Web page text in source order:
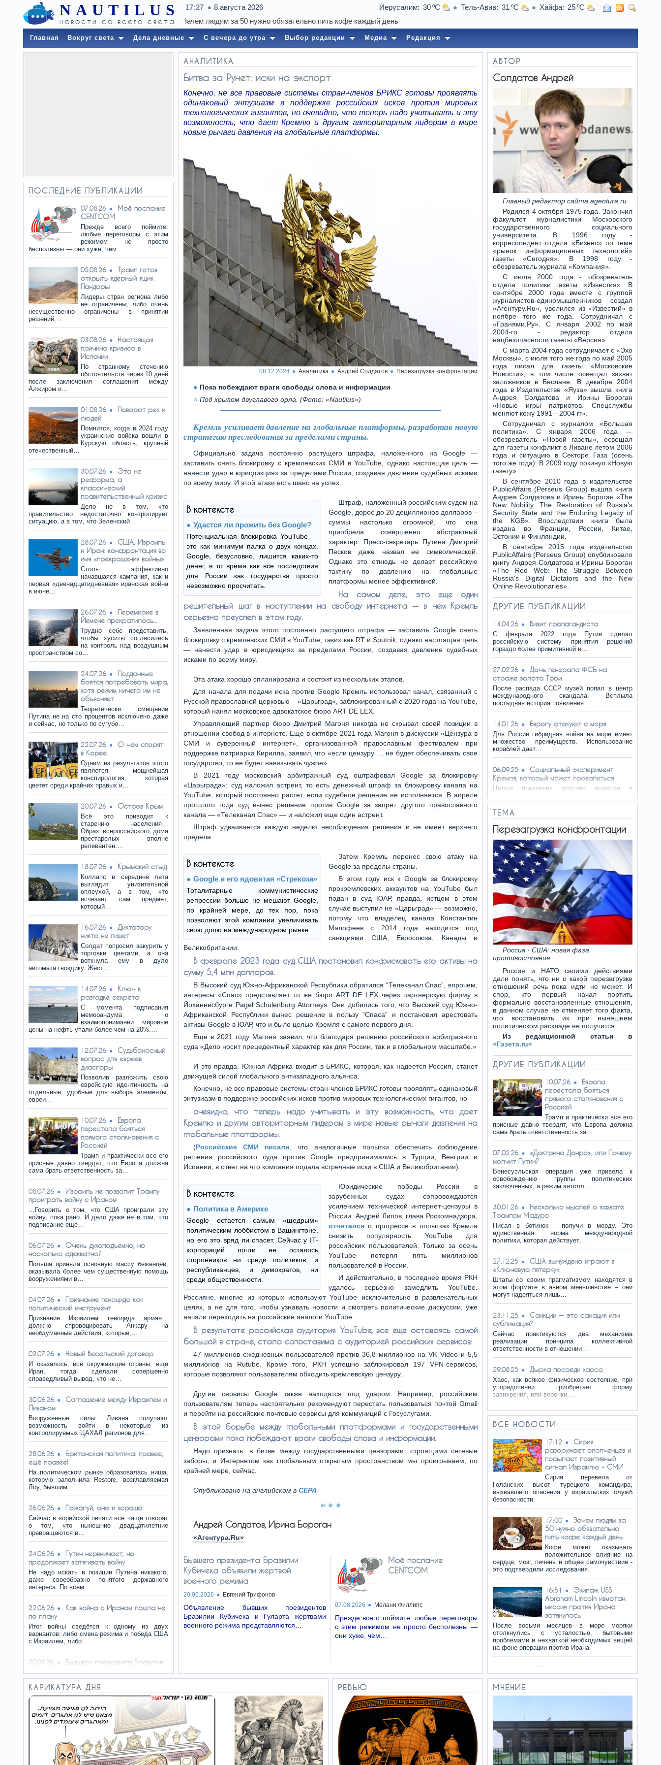
NAUTILUS
новости со всего света
17:27 8 августа 2026 Иерусалим 30 Тель-Авив 31 Хайфа
25
16:51
Экипаж USS Abraham Lincoln измотан: миссия против Ирана затянулась
Главная Вокруг света Дела дневные С вечера до утра Выбор редакции Медиа Редакция
ПОСЛЕДНИЕ ПУБЛИКАЦИИ
07.08.26
Моё послание
CENTCOM
Прежде всего поймите:
любые переговоры с этим
режимом не просто
бесполезны — они хуже, чем…
05.08.26
Трамп готов
открыть ядерный ящик
Пандоры
Лидеры стран региона либо
не ограничены, либо очень
несущественно ограничены в принятии
решений,…
03.08.26
Настоящая
причина кризиса в
Испании
По странному стечению
обстоятельств через 10 дней
после заключения соглашения между
Алжиром и…
01.08.26
Поворот рек и
людей
Помнится, когда в 2024 году
украинские войска вошли в
Курскую область, крупный
отечественный…
30.07.26
Это не
реформа, а
классический
правительственный кризис
Дело не в том, что
правительство недостаточно контролирует
ситуацию, а в том, что Зеленский…
28.07.26
США, Израиль
и Иран: конфронтация во
имя «прекращения войны»
Столь эффективно
начавшаяся кампания, как и
первая «двенадцатидневная» иранская война
в июне…
26.07.26
Перемирие в
Йемене прекратилось...
Трудно себе представить,
чтобы хуситы согласились
на контроль над воздушным
пространством со…
24.07.26
Подданные
боятся потребовать мира,
хотя режим ничего им не
объясняет
Теоретически смещение
Путина не на сто процентов исключено даже
и сейчас, но только по сугубо…
22.07.26
О чём спорят
в Корее
Одним из результатов этого
является мощнейшая
конспирология, которая
цветет среди крайних правых и…
20.07.26 Остров Крым
Всё это приводит к
старению населения…
Образ всероссийского дома
престарелых вполне
релевантен:…
18.07.26 Крымский стыд
Коллапс в середине лета
выглядит унизительной
оплеухой, а в том, что
исчезает сам предмет,
который…
16.07.26
Диктатору
никто не пишет
Солдат попросил закурить у
торговки цветами, а она
воткнула ему в дуло
автомата гвоздику. Жест…
14.07.26
Ключ к
разгадке секрета
С момента подписания
меморандума о
взаимопонимании мировые
цены на нефть упали более чем на 20%.…
12.07.26
Судьбоносный
вопрос для евреев
диаспоры
Позволив разложить свою
еврейскую идентичность на
отдельные, удобные для выбора элементы,
евреи…
10.07.26
Европа
перестала бояться
прямого столкновения с
Россией
Трамп и практически все его
присные давно твердят, что Европа должна
сама брать ответственность за…
08.07.26
Израиль не позволит Трампу
проиграть войну с Ираном
…Говорить о том, что США проиграли эту
войну, пока рано. И дело даже не в том, что
подписание еще…
06.07.26
Очень духоподъемно, но
насколько адекватно?
Польша приняла основную массу беженцев,
оказывала более чем существенную помощь
вооружениями в…
04.07.26
Признание геноцида как
политический инструмент
Признание Израилем геноцида армян…
должно спровоцировать Анкару на
необдуманные действия, которые,…
02.07.26 Новый Весальский договор
И оказалось, все окружающие страны, еще
Иран, тогда сделали совершенно
справедливый вывод, что не…
30.06.26
Соглашение между Израилем и
Ливаном
Вооруженные силы Ливана получают
возможность войти в некоторые из
контролируемых ЦАХАЛ регионов для…
28.06.26
Британская политика: правее,
ещё правее!
На политическом рынке образовалась ниша,
которую заполнила Restore, возглавляемая
Лоу, бывшим…
26.06.26 Пожалуй, оно и хорошо
Сейчас в корейской печати всё чаще говорят
о том, что нынешние двадцатилетние
превращаются в…
24.06.26
Путин нервничает, но
продолжает затягивать войну
Не надо искать в позиции Путина никакого,
даже своеобразно понятого державного
интереса. По всем…
22.06.26
Как война с Ираном пошла не
по плану
Итог войны сведётся к одному из двух
вариантов: либо смена режима и победа США
с Израилем, либо…
20.06.26
Бывшего президента Бразилии
режима
Объявление бывших президентов Бразилии
Кубичека и Гуларта жертвами военного
режима представляются…
АНАЛИТИКА
Битва за Рунет: иски на экспорт
Конечно, не все правовые системы стран-членов БРИКС готовы проявлять
одинаковый энтузиазм в поддержке российских исков против мировых
технологических гигантов, но очевидно, что теперь надо учитывать и эту
возможность, что дает Кремлю и другим авторитарным лидерам в мире
новые рычаги давления на глобальные платформы.
08.12.2024 Аналитика Андрей Солдатов Перезагрузка конфронтации
Пока побеждают враги свободы слова и информации
Под крылом двуглавого орла. (Фото: «Nautilus»)
Кремль усиливает давление на глобальные платформы, разработав новую
стратегию преследования за пределами страны.
Официально задача постоянно растущего штрафа, наложенного на Google —
заставить снять блокировку с кремлевских СМИ в YouTube, однако настоящая цель —
нанести удар в юрисдикциях за пределами России, создавая давление судебных исками
по всему миру. И этой атаки есть шанс на успех.
В контексте
Удастся ли прожить без Google?
Потенциальная блокировка YouTube —
это как минимум палка о двух концах.
Google, безусловно, лишится каких-то
денег, в то время как все последствия
для России как государства просто
невозможно просчитать.
Штраф, наложенный российским судом на
Google, дорос до 20 дециллионов долларов –
суммы настолько огромной, что она
приобрела совершенно абстрактный
характер. Пресс-секретарь Путина Дмитрий
Песков даже назвал ее символической.
Однако это отнюдь не делает российскую
тактику по давлению на глобальные
платформы менее эффективной.
На самом деле, это еще один
решительный шаг в наступлении на свободу интернета — в чем Кремль
серьезно преуспел в этом году.
Заявленная задача этого постоянно растущего штрафа — заставить Google снять
блокировку с кремлевских СМИ в YouTube, таких как RT и Sputnik, однако настоящая цель
— нанести удар в юрисдикциях за пределами России, создавая давление судебных
исками по всему миру.
Эта атака хорошо спланирована и состоит из нескольких этапов.
Для начала для подачи иска против Google Кремль использовал канал, связанный с
Русской православной церковью – «Царьград», заблокированный с 2020 года на YouTube,
который нанял московское адвокатское бюро ART DE LEX.
Управляющий партнер бюро Дмитрий Магоня никогда не скрывал своей позиции в
отношении свобод в интернете. Еще в октябре 2021 года Магоня в дискуссии «Цензура в
СМИ и суверенный интернет», организованной православным фестивалем при
поддержке патриарха Кирилла, заявил, что «если цензуру … не будет обеспечивать свое
государство, то ее будет навязывать чужое».
В 2021 году московский арбитражный суд оштрафовал Google за блокировку
«Царьграда»: суд наложил астрент, то есть денежный штраф за блокировку канала на
YouTube, который постоянно растет, если судебное решение не исполняется. В апреле
прошлого года суд вынес решение против Google за запрет другого православного
канала — «Телеканал Спас» — и наложил еще один астрент.
Штраф удваивается каждую неделю несоблюдения решения и не имеет верхнего
предела.
В контексте
Google и его ядовитая «Стрекоза»
Тоталитарные коммунистические
репрессии больше не мешают Google,
по крайней мере, до тех пор, пока
позволяют этой компании увеличивать
свою долю на международном рынке…
Затем Кремль перенес свою атаку на
Google за пределы страны.
В этом году иск к Google за блокировку
прокремлевских аккаунтов на YouTube был
подан в суд ЮАР, правда, истцом в этом
случае выступил не «Царьград» — возможно,
потому что владелец канала Константин
Малофеев с 2014 года находится под
санкциями США, Евросоюза, Канады и
Великобритании.
В феврале 2023 года суд США постановил конфисковать его активы на
сумму 5,4 млн долларов.
В Высокий суд Южно-Африканской Республики обратился “Телеканал Спас”, впрочем,
интересы «Спас» представляет то же бюро ART DE LEX через партнерскую фирму в
Йоханнесбурге Pagel Schulenburg Attorneys. Они добились того, что Высокий суд Южно-
Африканской Республики вынес решение в пользу “Спаса” и постановил арестовать
активы Google в ЮАР, что и было целью Кремля с самого первого дня.
Еще в 2021 году Магоня заявил, что благодаря решению российского арбитражного
суда «Дело носит прецедентный характер как для России, так и в глобальном масштабе.»
И это правда. Южная Африка входит в БРИКС, которая, как надеется Россия, станет
движущей силой глобального антизападного альянса.
Конечно, не все правовые системы стран-членов БРИКС готовы проявлять одинаковый
энтузиазм в поддержке российских исков против мировых технологических гигантов, но
очевидно, что теперь надо учитывать и эту возможность, что дает
Кремлю и другим авторитарным лидерам в мире новые рычаги давления на
глобальные платформы.
(Российские СМИ писали , что аналогичные попытки обеспечить соблюдение
решения российского суда против Google предпринимались в Турции, Венгрии и
Испании, в ответ на что компания подала встречные иски в США и Великобритании).
В контексте
Политика в Америке
Google остается самым «щедрым»
политическим лоббистом в Вашингтоне,
но его это вряд ли спасет. Сейчас у IT-
корпораций почти не осталось
сторонников ни среди политиков, и
республиканцев, и демократов, ни
среди общественности.
Юридические победы России в
зарубежных судах сопровождаются
усилением технической интернет-цензуры в
России. Андрей Липов, глава Роскомнадзора,
отчитался о прогрессе в попытках Кремля
снизить популярность YouTube для
российских пользователей. Только за осень
YouTube потерял пять миллионов
пользователей в России.
И действительно, в последнее время РКН
удалось серьезно замедлить YouTube.
Россияне, многие из которых используют YouTube исключительно в развлекательных
целях, а не для того, чтобы узнавать новости и смотреть политические дискуссии, уже
начали переходить на российские аналоги YouTube.
В результате российская аудитория YouTube, все еще оставаясь самой
большой в стране, стала сопоставима с аудиторией российских сервисов:
47 миллионов ежедневных пользователей против 36,8 миллионов на VK Video и 5,5
миллионов на Rutube. Кроме того, РКН успешно заблокировал 197 VPN-сервисов,
которые позволяют пользователям обходить кремлевскую цензуру.
Другие сервисы Google также находятся под ударом. Например, российским
пользователям теперь настоятельно рекомендуют перестать пользоваться почтой Gmail
и перейти на российские почтовые сервисы для коммуниций с Госуслугами.
В этой борьбе между глобальными платформами и государственными
цензорами пока побеждают враги свободы слова и информации.
Надо признать: в битве между государственными цензорами, строящими сетевые
заборы, и Интернетом как глобальным открытым пространством мы проигрываем, по
крайней мере, сейчас.
Опубликовано на английском в CEPA
* * *
Андрей Солдатов, Ирина Бороган
«Агентура.Ru»
Бывшего президента Бразилии
Кубичека объявили жертвой
военного режима
20.06.2026 Евгений Трифонов
Объявление бывших президентов
Бразилии Кубичека и Гуларта жертвами
военного режима представляются…
Моё послание
CENTCOM
07.08.2026 Мелани Филлипс
Прежде всего поймите: любые переговоры
с этим режимом не просто бесполезны —
они хуже, чем…
АВТОР
Солдатов Андрей
Главный редактор сайта agentura.ru
Родился 4 октября 1975 года. Закончил
факультет журналистики Московского
государственного социального
университета. В 1996 году -
корреспондент отдела «Бизнес» по теме
«рынок информационных технологий»
газеты «Сегодня». В 1998 году -
обозреватель журнала «Компания».
С июля 2000 года - обозреватель
отдела политики газеты «Известия». В
сентябре 2000 года вместе с группой
журналистов-единомышленников создал
«Агентуру.Ru», уволился из «Известий» в
ноябре того же года. Сотрудничал с
«Гранями.Ру». С января 2002 по май
2004-го - редактор отдела
нацбезопасности газеты «Версия».
С марта 2004 года сотрудничает с «Эхо
Москвы», с июля того же года по май 2005
года писал для газеты «Московские
Новости», в том числе освещал захват
заложников в Беслане. В декабре 2004
года в Издательстве «Яуза» вышла книга
Андрея Солдатова и Ирины Бороган
«Новые игры патриотов. Спецслужбы
меняют кожу 1991—2004 гг».
Сотрудничал с журналом «Большая
политика». С января 2006 года —
обозреватель «Новой газеты», освещал
для газеты конфликт в Ливане летом 2006
года и ситуацию в Секторе Газа (осень
того же года). В 2009 году покинул «Новую
газету».
В сентябре 2010 года в издательстве
PublicAffairs (Perseus Group) вышла книга
Андрея Солдатова и Ирины Бороган «The
New Nobility: The Restoration of Russia’s
Security State and the Enduring Legacy of
the KGB». Впоследствии книга была
издана во Франции, России, Китае,
Эстонии и Финляндии.
В сентябре 2015 года издательство
PublicAffairs (Perseus Group) опубликовало
книгу Андрея Солдатова и Ирины Бороган
«The Red Web: The Struggle Between
Russia's Digital Dictators and the New
Online Revolutionaries».
ДРУГИЕ ПУБЛИКАЦИИ
14.04.26 Визит пропагандиста
С февраля 2022 года Путин сделал
российскую систему принятия решений
гораздо более примитивной и…
27.02.26
Дочь генерала ФСБ на
страже золота Трои
После распада СССР музей попал в центр
международного скандала. Всплыла
постыдная история появления…
14.01.26 Европу атакуют с моря
Для России гибридная война на море имеет
множество преимуществ. Использование
кораблей дает…
06.09.25
Социальный эксперимент
Кремля, который может провалиться
Целые поколения россиян выросли в
интернета. Когда Кремль начал…
12.07.25
империю
Специальные вагоны, корабли, самолёты,
полномочия на конвоирование зеков, а также
право судить и…
03.05.25 Большая игра
Сейчас именно Франция и Великобритания
являются главными сторонниками
развертывания европейского…
ТЕМА
Перезагрузка конфронтации
Россия - США: новая фаза
противостояния
Россия и НАТО своими действиями
дали понять, что ни о какой перезагрузке
отношений речь пока идти не может. И
спор, кто первый начал портить
формально восстановленные отношения,
в данном случае не отменяет того факта,
что восстановить их при нынешнем
политическом раскладе не получится.
Из редакционной статьи в
«Газета.ru»
ДРУГИЕ ПУБЛИКАЦИИ
10.07.26
Европа
перестала бояться
прямого столкновения с
Россией
Трамп и практически все его
присные давно твердят, что Европа должна
сама брать ответственность за…
07.02.26
«Доктрина Донро», или Почему
молчит Путин?
Венесуэльская операция уже привела к
освобождению группы политических
заключенных, а режим аятолл…
30.01.26
Несколько мыслей о захвате
Трампом Мадуро
Писал в ботинок – получи в морду. Это
единственная норма международной
политики, которая действует.…
27.12.25
США вынуждено играют в
«Ключевую пятерку»
Штаты со своим прагматизмом находятся в
этом формате в явном меньшинстве – они
могут надеяться лишь…
23.11.25
Санкции — это санация или
сублимация?
Сейчас практикуются два механизма
реализации принципа коллективной
ответственности в отношении…
29.08.25 Дырка посреди хаоса
Хаос, как всякое физическое состояние, при
упорядочении приобретает форму
завихрения, или воронки,…
ВСЕ НОВОСТИ
17:12
Сирия
разоружает ополченцев и
посылает позитивный
сигнал Израилю – СМИ
Сирия перевела от
Голанских высот турецкого командира,
вызвавшего опасения у израильских служб
безопасности.
17:00
Зачем людям за
50 нужно обязательно
пить кофе каждый день
Кофе может оказывать
положительное влияние на
сердце, мозг, печень и общее самочувствие -
это подтвердили исследования.
16:51
Экипаж USS
Abraham Lincoln измотан:
миссия против Ирана
затянулась
После восьми месяцев в море моряки
столкнулись с усталостью, бытовыми
проблемами и нехваткой необходимых вещей
на фоне операции против Ирана.
комплексе BIG в Петах-
Пожарная служба «Кабаут
здании BIG в Петах-Тикве: возгорание
возникло на складе пластика и труб. Над
зданием поднимается густой дым.
16:45
Семь продуктов
для похудения, которые
КАРИКАТУРА ДНЯ РЕВЬЮ МНЕНИЕ